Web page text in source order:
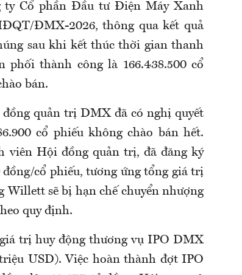
ty Cổ phần Đầu tư Điện Máy Xanh
ĐMX-2026, thông qua kết quả
sau khi kết thúc thời gian thanh
phối thành công là 166.438.500 cổ
bán.
quản trị DMX đã có nghị quyết
cổ phiếu không chào bán hết.
viên Hội đồng quản trị, đã đăng ký
cổ phiếu, tương ứng tổng giá trị
Willett sẽ bị hạn chế chuyển nhượng
quy định.
trị huy động thương vụ IPO DMX
USD). Việc hoàn thành đợt IPO